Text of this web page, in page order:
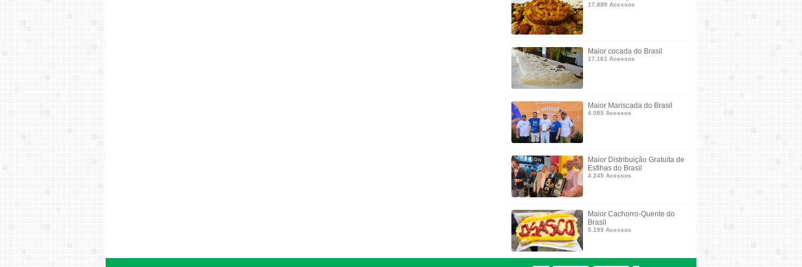
17.889 Acessos
Maior cocada do Brasil
17.161 Acessos
Maior Mariscada do Brasil
4.085 Acessos
Maior Distribuição Gratuita de
Esfihas do Brasil
4.245 Acessos
Maior Cachorro-Quente do
Brasil
5.199 Acessos